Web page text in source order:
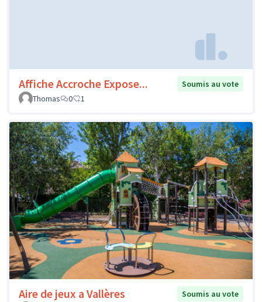
Affiche Accroche Expose...
Soumis au vote
Thomas
0 1
Aire de jeux a Vallères
Soumis au vote